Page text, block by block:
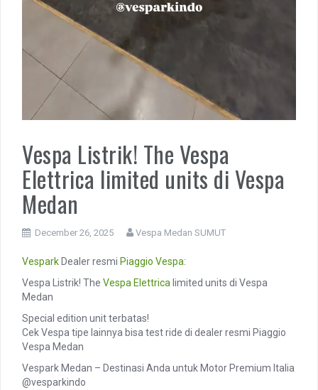
Vespa Listrik! The Vespa
Elettrica limited units di Vespa
Medan
December 26, 2025 Vespa Medan SUMUT
Vespark Dealer resmi Piaggio Vespa:
Vespa Listrik! The Vespa Elettrica limited units di Vespa
Medan
Special edition unit terbatas!
Cek Vespa tipe lainnya bisa test ride di dealer resmi Piaggio
Vespa Medan
Vespark Medan – Destinasi Anda untuk Motor Premium Italia
@vesparkindo